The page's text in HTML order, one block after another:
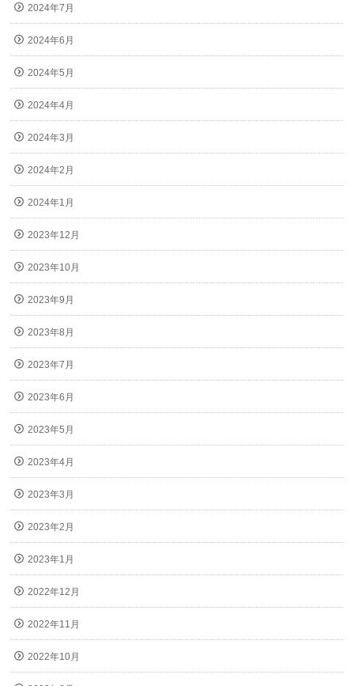
2024年7月
2024年6月
2024年5月
2024年4月
2024年3月
2024年2月
2024年1月
2023年12月
2023年10月
2023年9月
2023年8月
2023年7月
2023年6月
2023年5月
2023年4月
2023年3月
2023年2月
2023年1月
2022年12月
2022年11月
2022年10月